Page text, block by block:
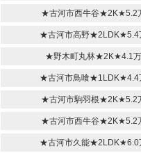
★古河市西牛谷★2K★5.2
★古河市高野★2LDK★5.4
★野木町丸林★2K★4.1
★古河市鳥喰★1LDK★4.4
★古河市駒羽根★2K★5.2
★古河市西牛谷★2K★5.2
★古河市久能★2LDK★6.0